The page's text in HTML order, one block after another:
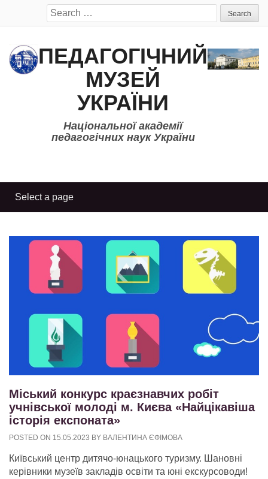
Search
for:
ПЕДАГОГІЧНИЙ
МУЗЕЙ
УКРАЇНИ
Національної академії
педагогічних наук України
Міський конкурс краєзнавчих робіт
учнівської молоді м. Києва «Найцікавіша
історія експоната»
POSTED ON 15.05.2023 BY ВАЛЕНТИНА ЄФІМОВА
Київський центр дитячо-юнацького туризму. Шановні
керівники музеїв закладів освіти та юні екскурсоводи!